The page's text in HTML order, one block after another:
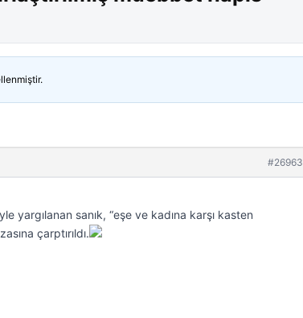
#26963
yargılanan sanık, “eşe ve kadına karşı kasten
çarptırıldı.